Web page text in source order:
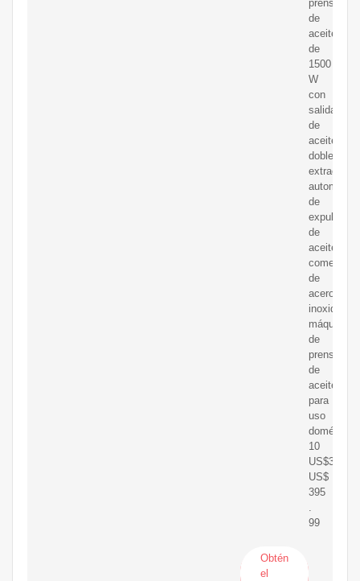
prensa
de
aceite
de
1500
W
con
salidas
de
aceite
dobles,
extractor
automático
de
expulsor
de
aceite
comercial
de
acero
inoxidable,
máquina
de
prensado
de
aceite
para
uso
doméstico
10
US$395.99
US$
395
99
Obtén
el